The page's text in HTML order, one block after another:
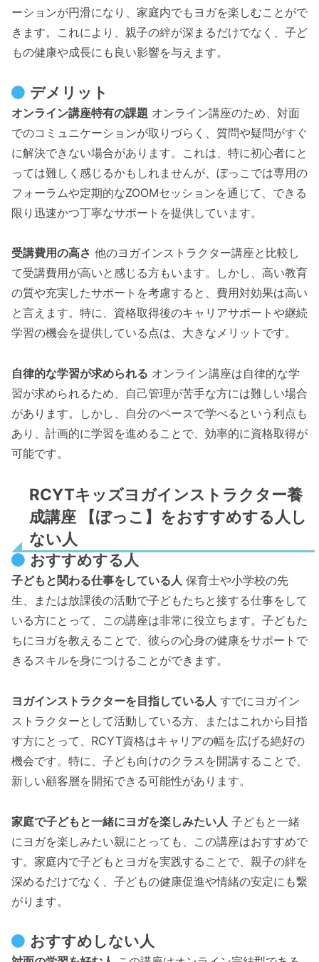
ーションが円滑になり、家庭内でもヨガを楽しむことがで
きます。これにより、親子の絆が深まるだけでなく、子ど
もの健康や成長にも良い影響を与えます。
デメリット
オンライン講座特有の課題 オンライン講座のため、対面
でのコミュニケーションが取りづらく、質問や疑問がすぐ
に解決できない場合があります。これは、特に初心者にと
っては難しく感じるかもしれませんが、ぼっこでは専用の
フォーラムや定期的なZOOMセッションを通じて、できる
限り迅速かつ丁寧なサポートを提供しています。
受講費用の高さ 他のヨガインストラクター講座と比較し
て受講費用が高いと感じる方もいます。しかし、高い教育
の質や充実したサポートを考慮すると、費用対効果は高い
と言えます。特に、資格取得後のキャリアサポートや継続
学習の機会を提供している点は、大きなメリットです。
自律的な学習が求められる オンライン講座は自律的な学
習が求められるため、自己管理が苦手な方には難しい場合
があります。しかし、自分のペースで学べるという利点も
あり、計画的に学習を進めることで、効率的に資格取得が
可能です。
RCYTキッズヨガインストラクター養
成講座 【ぼっこ】をおすすめする人し
ない人
おすすめする人
子どもと関わる仕事をしている人 保育士や小学校の先
生、または放課後の活動で子どもたちと接する仕事をして
いる方にとって、この講座は非常に役立ちます。子どもた
ちにヨガを教えることで、彼らの心身の健康をサポートで
きるスキルを身につけることができます。
ヨガインストラクターを目指している人 すでにヨガイン
ストラクターとして活動している方、またはこれから目指
す方にとって、RCYT資格はキャリアの幅を広げる絶好の
機会です。特に、子ども向けのクラスを開講することで、
新しい顧客層を開拓できる可能性があります。
家庭で子どもと一緒にヨガを楽しみたい人 子どもと一緒
にヨガを楽しみたい親にとっても、この講座はおすすめで
す。家庭内で子どもとヨガを実践することで、親子の絆を
深めるだけでなく、子どもの健康促進や情緒の安定にも繋
がります。
おすすめしない人